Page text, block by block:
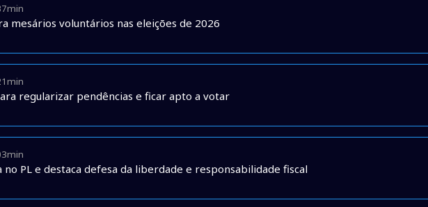
mesários voluntários nas eleições de 2026
regularizar pendências e ficar apto a votar
no PL e destaca defesa da liberdade e responsabilidade fiscal